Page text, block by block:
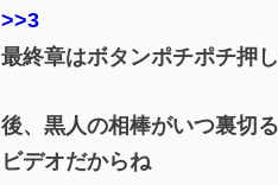
>>3
最終章はボタンポチポチ押
後、黒人の相棒がいつ裏切
ビデオだからね